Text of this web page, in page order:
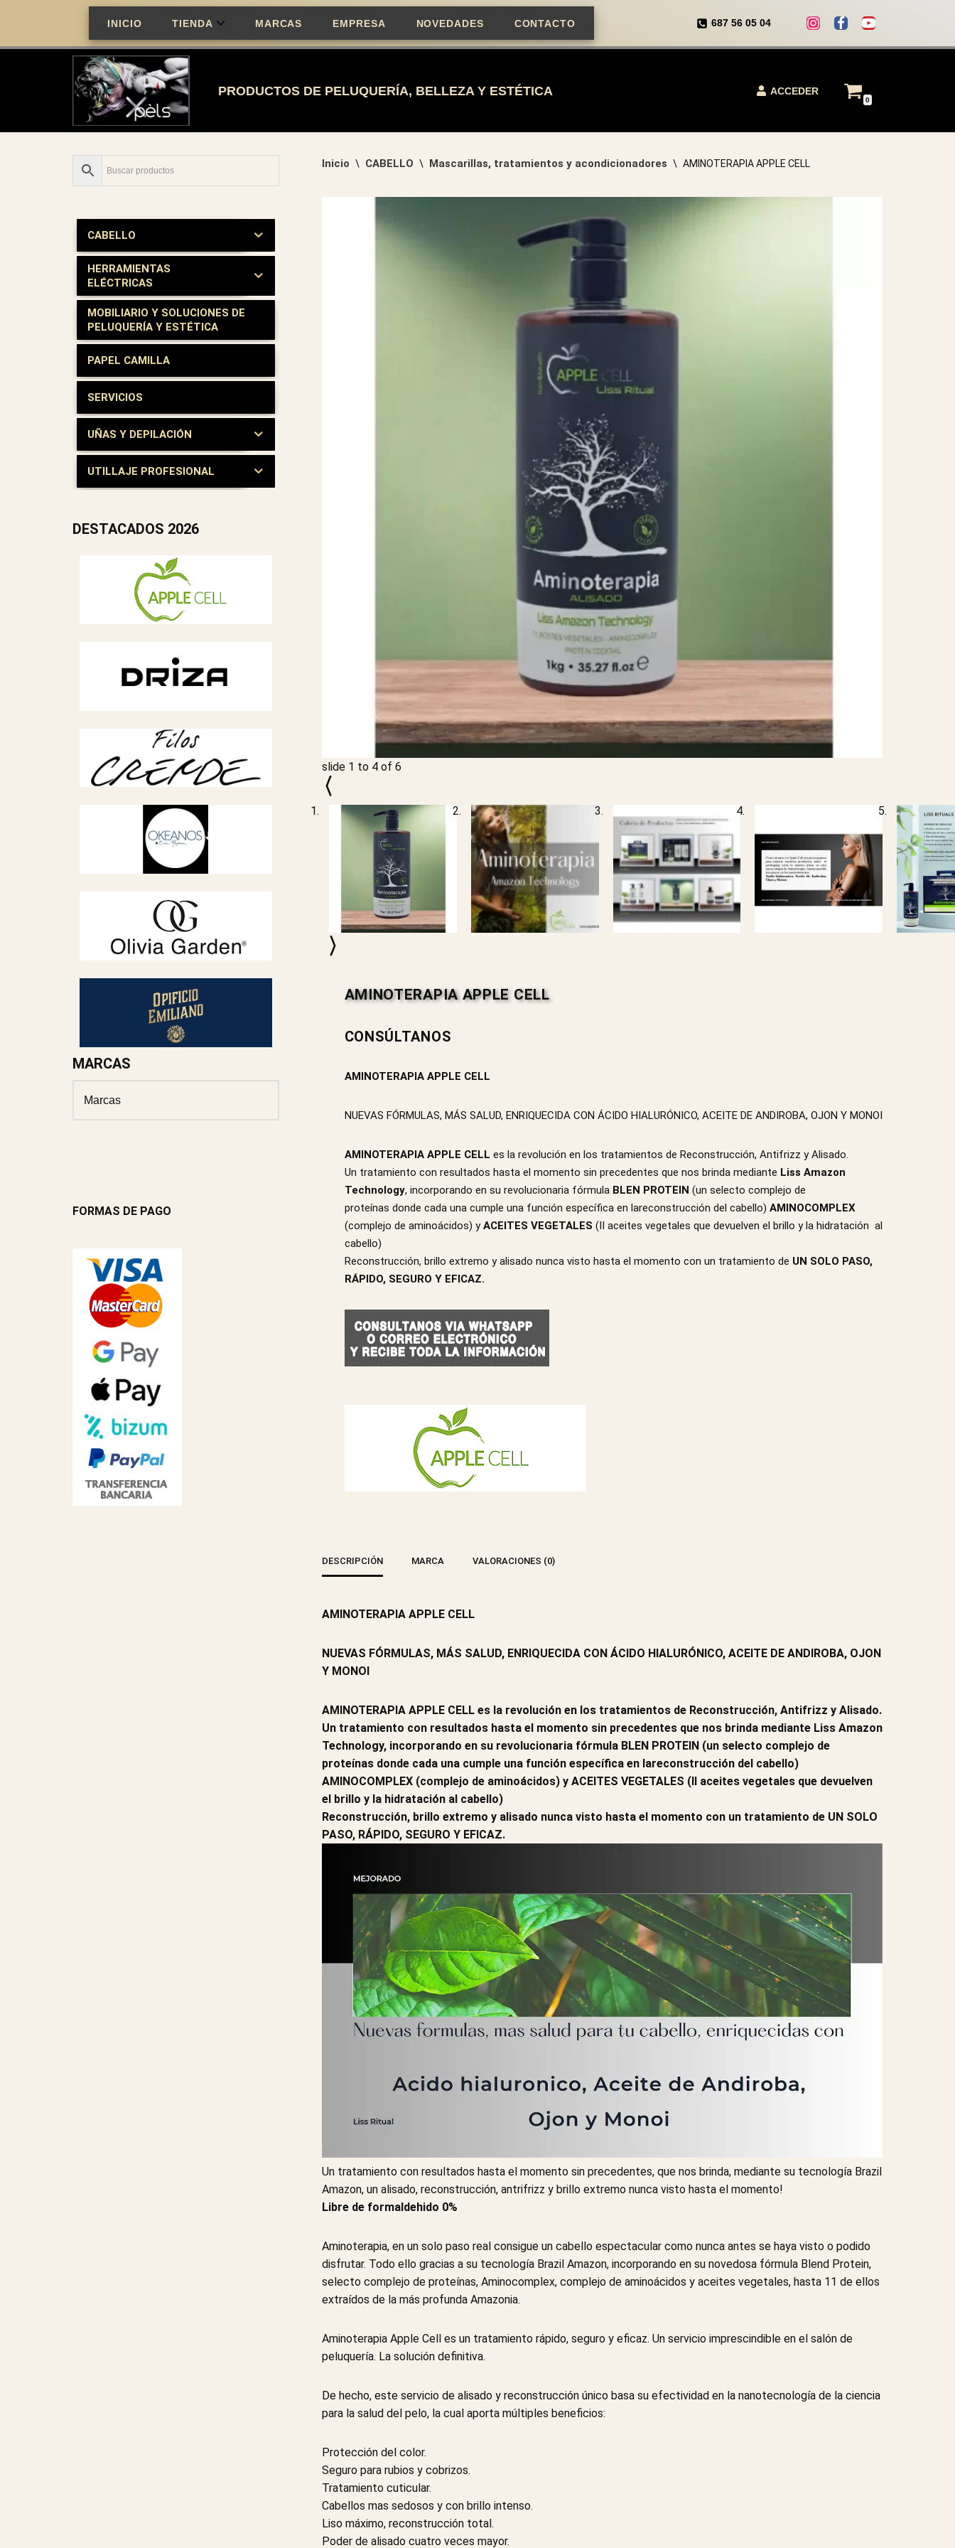
INICIO TIENDA MARCAS EMPRESA NOVEDADES CONTACTO 687 56 05 04
PRODUCTOS DE PELUQUERÍA, BELLEZA Y ESTÉTICA ACCEDER
0
CABELLO
HERRAMIENTAS
ELÉCTRICAS
MOBILIARIO Y SOLUCIONES DE
PELUQUERÍA Y ESTÉTICA
PAPEL CAMILLA
SERVICIOS
UÑAS Y DEPILACIÓN
UTILLAJE PROFESIONAL
DESTACADOS 2026
MARCAS
FORMAS DE PAGO
Inicio \ CABELLO \ Mascarillas, tratamientos y acondicionadores \ AMINOTERAPIA APPLE CELL
slide 1 to 4 of 6
AMINOTERAPIA APPLE CELL
CONSÚLTANOS
AMINOTERAPIA APPLE CELL
NUEVAS FÓRMULAS, MÁS SALUD, ENRIQUECIDA CON ÁCIDO HIALURÓNICO, ACEITE DE ANDIROBA, OJON Y MONOI
AMINOTERAPIA APPLE CELL es la revolución en los tratamientos de Reconstrucción, Antifrizz y Alisado.
Un tratamiento con resultados hasta el momento sin precedentes que nos brinda mediante Liss Amazon
Technology, incorporando en su revolucionaria fórmula BLEN PROTEIN (un selecto complejo de
proteínas donde cada una cumple una función específica en lareconstrucción del cabello) AMINOCOMPLEX
(complejo de aminoácidos) yACEITES VEGETALES (II aceites vegetales que devuelven el brillo y la hidratación al
cabello)
Reconstrucción, brillo extremo y alisado nunca visto hasta el momento con un tratamiento de UN SOLO PASO,
RÁPIDO, SEGURO Y EFICAZ.
DESCRIPCIÓN MARCA VALORACIONES (0)
AMINOTERAPIA APPLE CELL
NUEVAS FÓRMULAS, MÁS SALUD, ENRIQUECIDA CON ÁCIDO HIALURÓNICO, ACEITE DE ANDIROBA, OJON
Y MONOI
AMINOTERAPIA APPLE CELL es la revolución en los tratamientos de Reconstrucción, Antifrizz y Alisado.
Un tratamiento con resultados hasta el momento sin precedentes que nos brinda mediante Liss Amazon
Technology, incorporando en su revolucionaria fórmula BLEN PROTEIN (un selecto complejo de
proteínas donde cada una cumple una función específica en lareconstrucción del cabello)
AMINOCOMPLEX (complejo de aminoácidos) y ACEITES VEGETALES (II aceites vegetales que devuelven
el brillo y la hidratación al cabello)
Reconstrucción, brillo extremo y alisado nunca visto hasta el momento con un tratamiento de UN SOLO
PASO, RÁPIDO, SEGURO Y EFICAZ.
Un tratamiento con resultados hasta el momento sin precedentes, que nos brinda, mediante su tecnología Brazil
Amazon, un alisado, reconstrucción, antrifrizz y brillo extremo nunca visto hasta el momento!
Libre de formaldehido 0%
Aminoterapia, en un solo paso real consigue un cabello espectacular como nunca antes se haya visto o podido
disfrutar. Todo ello gracias a su tecnología Brazil Amazon, incorporando en su novedosa fórmula Blend Protein,
selecto complejo de proteínas, Aminocomplex, complejo de aminoácidos y aceites vegetales, hasta 11 de ellos
extraídos de la más profunda Amazonia.
Aminoterapia Apple Cell es un tratamiento rápido, seguro y eficaz. Un servicio imprescindible en el salón de
peluquería. La solución definitiva.
De hecho, este servicio de alisado y reconstrucción único basa su efectividad en la nanotecnología de la ciencia
para la salud del pelo, la cual aporta múltiples beneficios:
Protección del color.
Seguro para rubios y cobrizos.
Tratamiento cuticular.
Cabellos mas sedosos y con brillo intenso.
Liso máximo, reconstrucción total.
Poder de alisado cuatro veces mayor.